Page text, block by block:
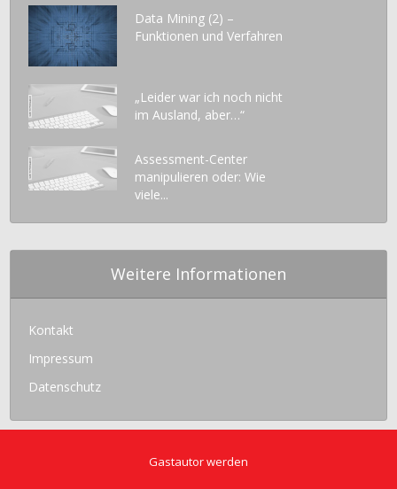
Data Mining (2) –
Funktionen und Verfahren
„Leider war ich noch nicht
im Ausland, aber…“
Assessment-Center
manipulieren oder: Wie
viele...
Weitere Informationen
Kontakt
Impressum
Datenschutz
Gastautor werden